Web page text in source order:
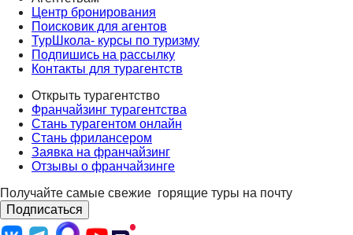
Центр бронирования
Поисковик для агентов
ТурШкола- курсы по туризму
Подпишись на рассылку
Контакты для турагентств
Открыть турагентство
Франчайзинг турагентства
Стань турагентом онлайн
Стань фрилансером
Заявка на франчайзинг
Отзывы о франчайзинге
Получайте самые свежие горящие туры на почту
Подписаться